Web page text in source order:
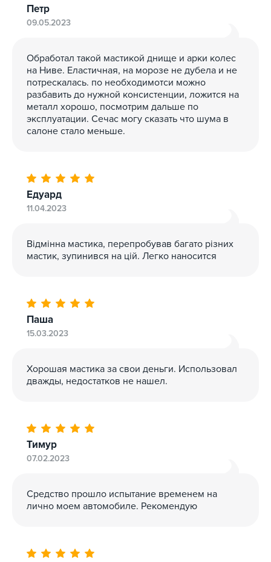
ксилолом или сольвентом в количестве не более 3 %
от массы состава.
Мастику наносят методом пневматического,
безвоздушного распыления или шпателем за один
два слоя толщиной 1,5-1,7 мм. Время полного
высыхания покрытия при температуре не ниже 18 0С –
24 часа.
Петр
09.05.2023
Обработал такой мастикой днище и арки колес
на Ниве. Еластичная, на морозе не дубела и не
потрескалась. по необходимотси можно
разбавить до нужной консистенции, ложится на
металл хорошо, посмотрим дальше по
эксплуатации. Сечас могу сказать что шума в
салоне стало меньше.
Едуард
11.04.2023
Відмінна мастика, перепробував багато різних
мастик, зупинився на цій. Легко наносится
Паша
15.03.2023
Хорошая мастика за свои деньги. Использовал
дважды, недостатков не нашел.
Тимур
07.02.2023
Средство прошло испытание временем на
лично моем автомобиле. Рекомендую